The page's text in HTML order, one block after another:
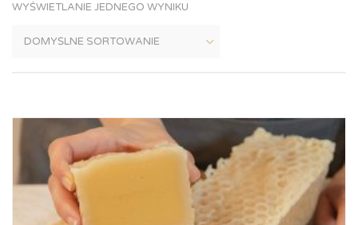
WYŚWIETLANIE JEDNEGO WYNIKU